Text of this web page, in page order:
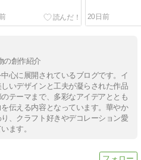
20日前
の創作紹介
心に展開されているブログです。イ
いデザインと工夫が凝らされた作品
テーマまで、多彩なアイデアととも
伝える内容となっています。華やか
、クラフト好きやデコレーション愛
ます。